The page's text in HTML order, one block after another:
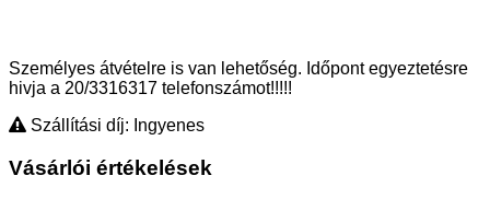
Személyes átvételre is van lehetőség. Időpont egyeztetésre
hivja a 20/3316317 telefonszámot!!!!!
Szállítási díj: Ingyenes
Vásárlói értékelések